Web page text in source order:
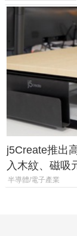
j5Create推出
入木紋、磁吸
半導體/電子產業